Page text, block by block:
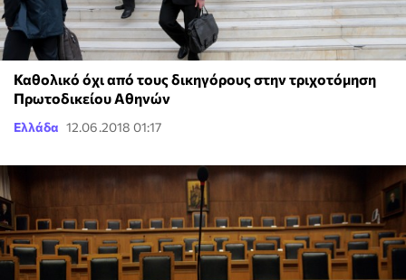
Καθολικό όχι από τους δικηγόρους στην τριχοτόμηση
Πρωτοδικείου Αθηνών
Ελλάδα 12.06.2018 01:17